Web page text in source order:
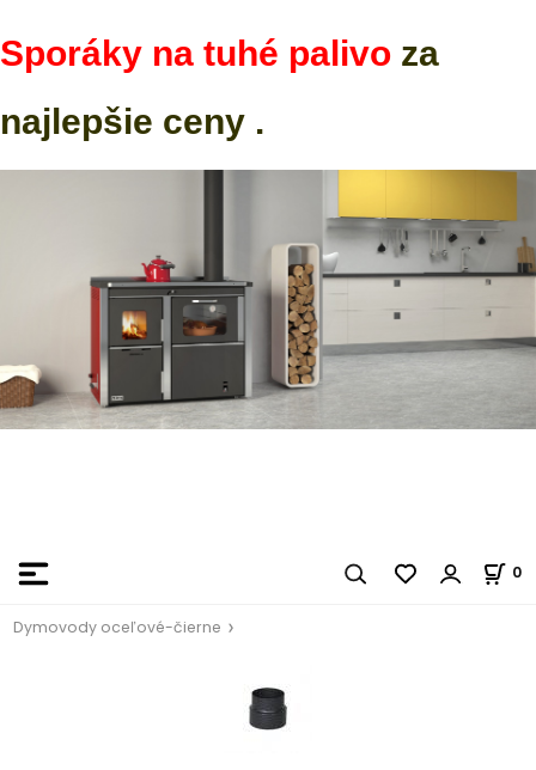
Sporáky na tuhé palivo za
najlepšie ceny .
0
Dymovody oceľové-čierne